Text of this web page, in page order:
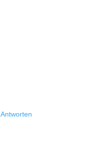
Antworten